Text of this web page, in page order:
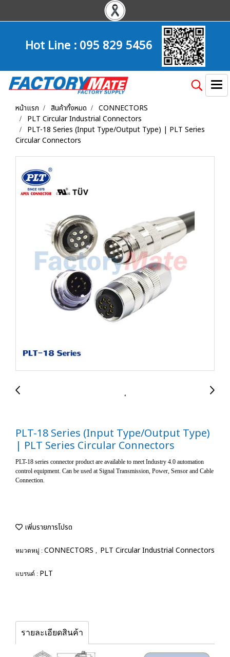
Hot Line :095 829 5456
หน้าแรก สินค้าทั้งหมด
CONNECTORS
PLT Circular Industrial Connectors
PLT-18 Series (Input Type/Output Type) | PLT Series
Circular Connectors
PLT-18 Series (Input Type/Output Type)
| PLT Series Circular Connectors
PLT-18 series connector product are available to meet Industry 4.0 automation
control equipment. Can be used at Signal Transmission, Power, Sensor and Cable
Connection.
เพิ่มรายการโปรด
หมวดหมู่ : CONNECTORS , PLT Circular Industrial Connectors
แบรนด์ : PLT
รายละเอียดสินค้า